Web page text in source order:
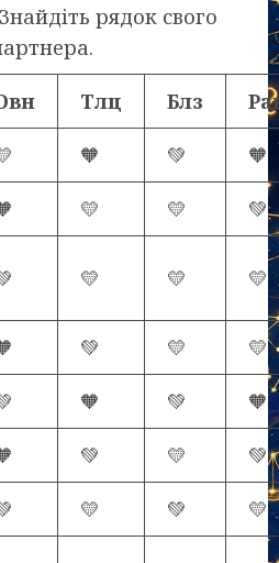
рядок свого
Тлц Блз
🧡 💚 🧡
💛 💛 💚
💛 💛 💛
💚 💛 💛
🧡 💚 🧡
💚 💛 💚
💛 💚 💛